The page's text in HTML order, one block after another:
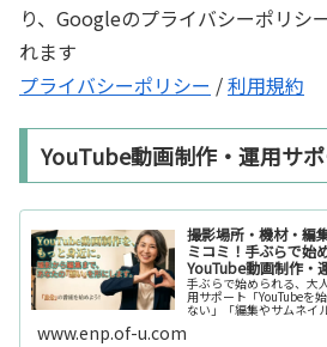
り、Googleのプライバシーポリシ
れます
プライバシーポリシー /利用規約
YouTube動画制作・運用サ
撮影場所・機材・編
ミコミ！手ぶらで始
YouTube動画制作・
手ぶらで始められる、大
用サポート「YouTubeを
ない」「編集やサムネイ
続きしない」「機材を
www.enp.of-u.com